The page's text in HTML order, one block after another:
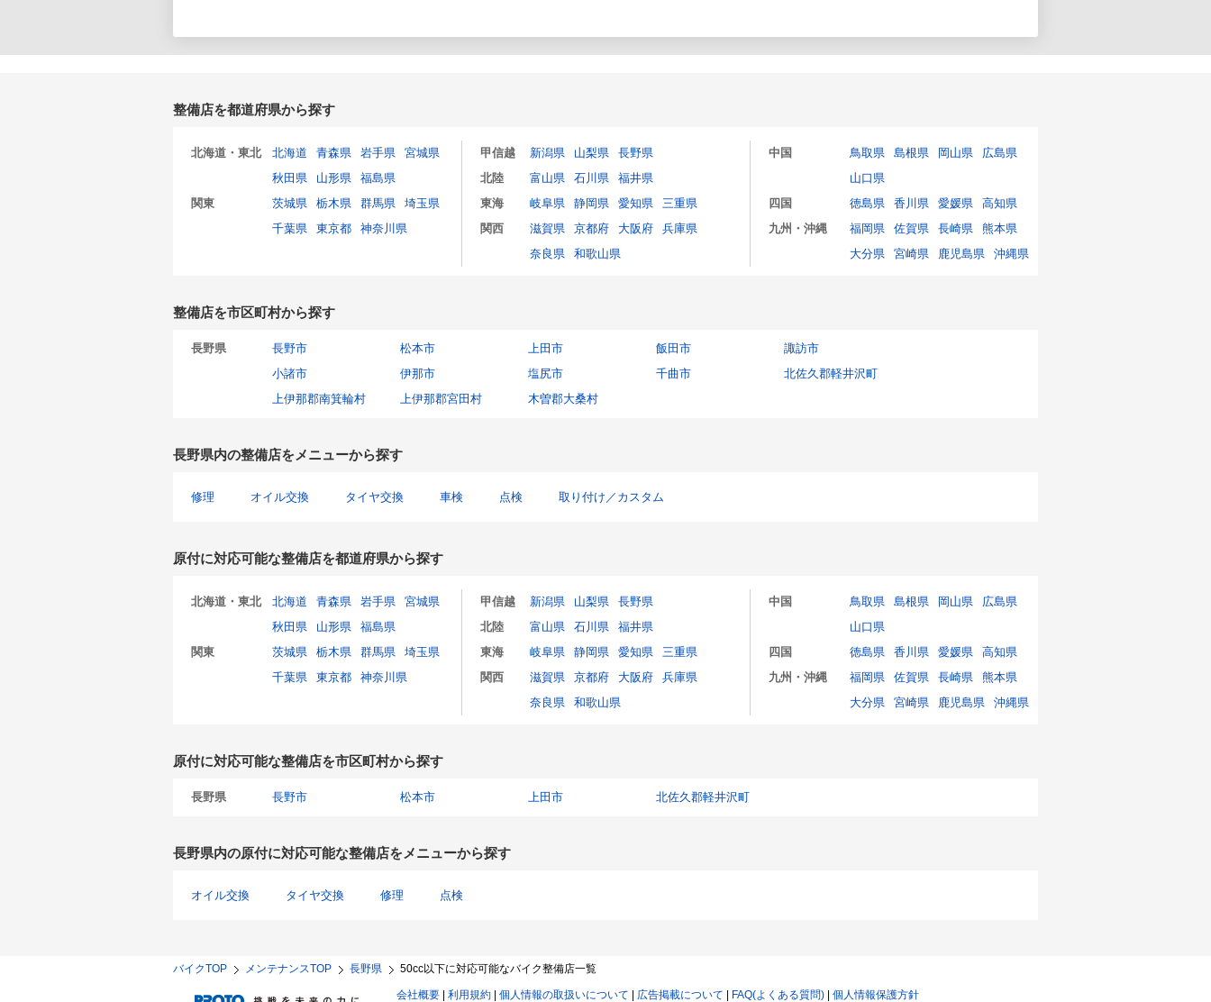
整備店を都道府県から探す
北海道・東北 北海道 青森県 岩手県
宮城県
秋田県
山形県
福島県
関東
茨城県 栃木県 群馬県
埼玉県
千葉県
東京都 神奈川県
甲信越 新潟県 山梨県
長野県
北陸
富山県 石川県
福井県
東海
岐阜県 静岡県 愛知県
三重県
関西
滋賀県 京都府 大阪府
兵庫県
奈良県
和歌山県
中国 鳥取県 島根県 岡山県
広島県
山口県
四国
徳島県 香川県 愛媛県
高知県
九州・沖縄
福岡県 佐賀県 長崎県
熊本県
大分県
宮崎県 鹿児島県 沖縄県
整備店を市区町村から探す
長野県 長野市 松本市 上田市 飯田市
諏訪市
小諸市
伊那市 塩尻市 千曲市
北佐久郡軽井沢町
上伊那郡南箕輪村
上伊那郡宮田村 木曽郡大桑村
長野県内の整備店をメニューから探す
修理 オイル交換 タイヤ交換 車検 点検 取り付け／カスタム
原付に対応可能な整備店を都道府県から探す
北海道・東北 北海道 青森県 岩手県
宮城県
秋田県
山形県
福島県
関東
茨城県 栃木県 群馬県
埼玉県
千葉県
東京都 神奈川県
甲信越 新潟県 山梨県
長野県
北陸
富山県 石川県
福井県
東海
岐阜県 静岡県 愛知県
三重県
関西
滋賀県 京都府 大阪府
兵庫県
奈良県
和歌山県
中国 鳥取県 島根県 岡山県
広島県
山口県
四国
徳島県 香川県 愛媛県
高知県
九州・沖縄
福岡県 佐賀県 長崎県
熊本県
大分県
宮崎県 鹿児島県 沖縄県
原付に対応可能な整備店を市区町村から探す
長野県 長野市 松本市 上田市 北佐久郡軽井沢町
長野県内の原付に対応可能な整備店をメニューから探す
オイル交換 タイヤ交換 修理 点検
バイクTOP メンテナンスTOP 長野県 50cc以下に対応可能なバイク整備店一覧
会社概要 利用規約 個人情報の取扱いについて 広告掲載について FAQ(よくある質問) 個人情報保護方針